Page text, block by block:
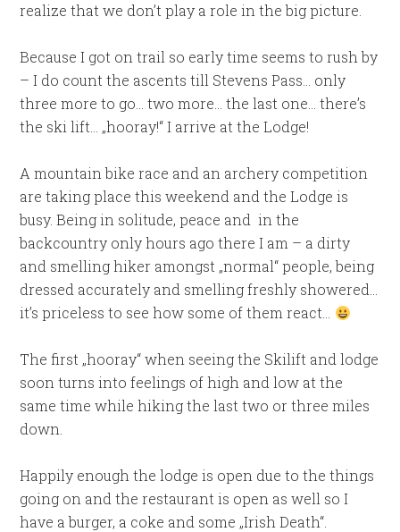
realize that we don’t play a role in the big picture.
Because I got on trail so early time seems to rush by
– I do count the ascents till Stevens Pass… only
three more to go… two more… the last one… there’s
the ski lift… „hooray!“ I arrive at the Lodge!
A mountain bike race and an archery competition
are taking place this weekend and the Lodge is
busy. Being in solitude, peace and in the
backcountry only hours ago there I am – a dirty
and smelling hiker amongst „normal“ people, being
dressed accurately and smelling freshly showered…
it’s priceless to see how some of them react…
The first „hooray“ when seeing the Skilift and lodge
soon turns into feelings of high and low at the
same time while hiking the last two or three miles
down.
Happily enough the lodge is open due to the things
going on and the restaurant is open as well so I
have a burger, a coke and some „Irish Death“.